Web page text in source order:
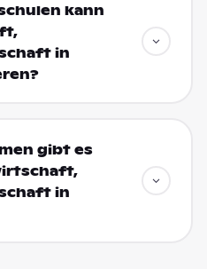
kann
in
gibt es
in